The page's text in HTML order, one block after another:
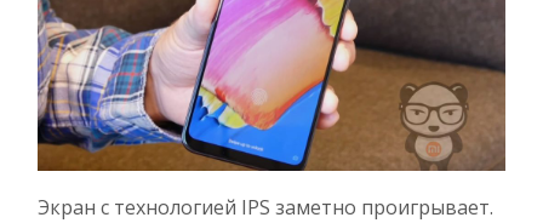
Экран с технологией IPS заметно проигрывает.